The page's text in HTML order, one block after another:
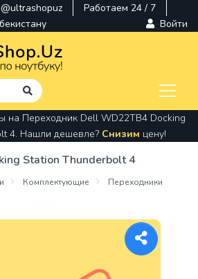
@ultrashopuz
Работаем 24 / 7
Войти
на Переходник Dell WD22TB4 Docking
4. Нашли дешевле? Снизим цену!
Station Thunderbolt 4
Комплектующие Переходники